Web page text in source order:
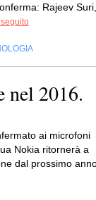
Rajeev Suri,
nel 2016.
ai microfoni
Nokia ritornerà a
dal prossimo